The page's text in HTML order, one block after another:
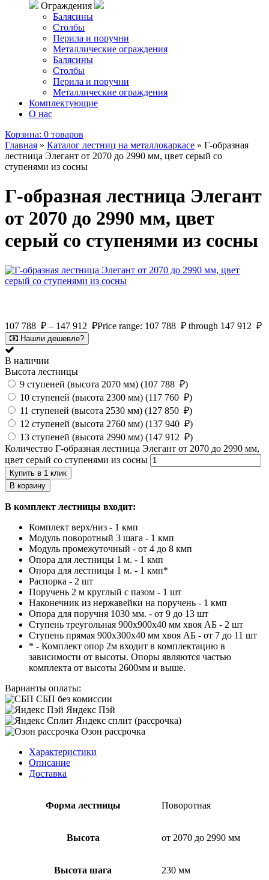
Ограждения
Балясины
Столбы
Перила и поручни
Металлические ограждения
Балясины
Столбы
Перила и поручни
Металлические ограждения
Комплектующие
О нас
Корзина: 0 товаров
Главная » Каталог лестниц на металлокаркасе » Г-образная
лестница Элегант от 2070 до 2990 мм, цвет серый со
ступенями из сосны
Г-образная лестница Элегант
от 2070 до 2990 мм, цвет
серый со ступенями из сосны
107 788 ₽ – 147 912 ₽Price range: 107 788 ₽ through 147 912 ₽
Нашли дешевле?
В наличии
Высота лестницы
9 ступеней (высота 2070 мм) (107 788 ₽)
10 ступеней (высота 2300 мм) (117 760 ₽)
11 ступеней (высота 2530 мм) (127 850 ₽)
12 ступеней (высота 2760 мм) (137 940 ₽)
13 ступеней (высота 2990 мм) (147 912 ₽)
Количество Г-образная лестница Элегант от 2070 до 2990 мм,
цвет серый со ступенями из сосны
Купить в 1 клик
В корзину
В комплект лестницы входит:
Комплект верх/низ - 1 кмп
Модуль поворотный 3 шага - 1 кмп
Модуль промежуточный - от 4 до 8 кмп
Опора для лестницы 1 м. - 1 кмп
Опора для лестницы 1 м. - 1 кмп*
Распорка - 2 шт
Поручень 2 м круглый с пазом - 1 шт
Наконечник из нержавейки на поручень - 1 кмп
Опора для поручня 1030 мм. - от 9 до 13 шт
Ступень треугольная 900х900х40 мм хвоя АБ - 2 шт
Ступень прямая 900х300х40 мм хвоя АБ - от 7 до 11 шт
* - Комплект опор 2м входит в комплектацию в
зависимости от высоты. Опоры являются частью
комплекта от высоты 2600мм и выше.
Варианты оплаты:
СБП без комиссии
Яндекс Пэй
Яндекс сплит (рассрочка)
Озон рассрочка
Характеристики
Описание
Доставка
Форма лестницы Поворотная
Высота от 2070 до 2990 мм
Высота шага 230 мм